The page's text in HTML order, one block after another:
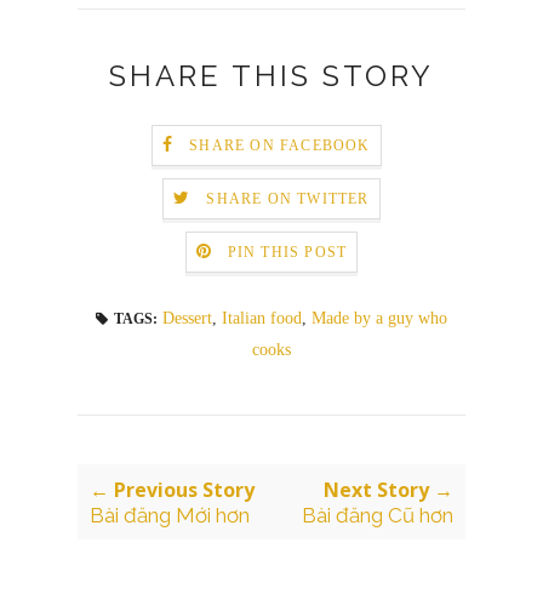
SHARE THIS STORY
SHARE ON FACEBOOK
SHARE ON TWITTER
PIN THIS POST
TAGS: Dessert Italian food Made by a guy who
cooks
← Previous Story
Bài đăng Mới hơn
Next Story →
Bài đăng Cũ hơn